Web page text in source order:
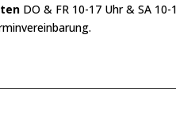
DO & FR 10-17 Uhr & SA 10-